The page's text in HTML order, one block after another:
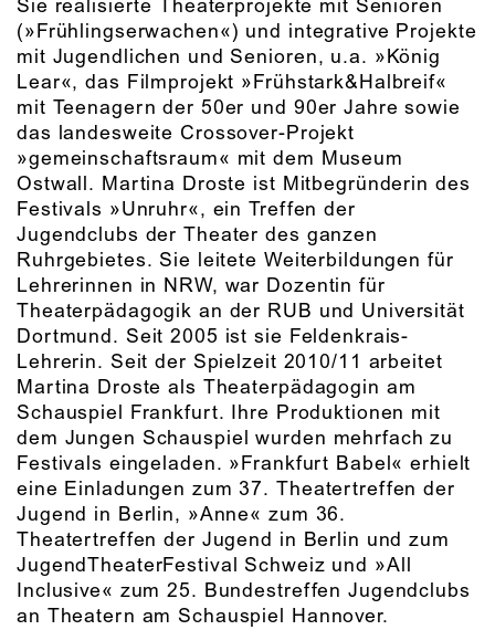
Sie realisierte Theaterprojekte mit Senioren
(»Frühlingserwachen«) und integrative Projekte
mit Jugendlichen und Senioren, u.a. »König
Lear«, das Filmprojekt »Frühstark&Halbreif«
mit Teenagern der 50er und 90er Jahre sowie
das landesweite Crossover-Projekt
»gemeinschaftsraum« mit dem Museum
Ostwall. Martina Droste ist Mitbegründerin des
Festivals »Unruhr«, ein Treffen der
Jugendclubs der Theater des ganzen
Ruhrgebietes. Sie leitete Weiterbildungen für
Lehrerinnen in NRW, war Dozentin für
Theaterpädagogik an der RUB und Universität
Dortmund. Seit 2005 ist sie Feldenkrais-
Lehrerin. Seit der Spielzeit 2010/11 arbeitet
Martina Droste als Theaterpädagogin am
Schauspiel Frankfurt. Ihre Produktionen mit
dem Jungen Schauspiel wurden mehrfach zu
Festivals eingeladen. »Frankfurt Babel« erhielt
eine Einladungen zum 37. Theatertreffen der
Jugend in Berlin, »Anne« zum 36.
Theatertreffen der Jugend in Berlin und zum
JugendTheaterFestival Schweiz und »All
Inclusive« zum 25. Bundestreffen Jugendclubs
an Theatern am Schauspiel Hannover.